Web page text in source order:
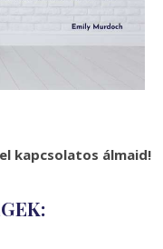
kapcsolatos álmaid!